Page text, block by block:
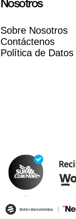
Nosotros
Sobre Nosotros
Contáctenos
Política de Datos